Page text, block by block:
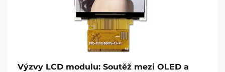
Výzvy LCD modulu: Soutěž mezi OLED a